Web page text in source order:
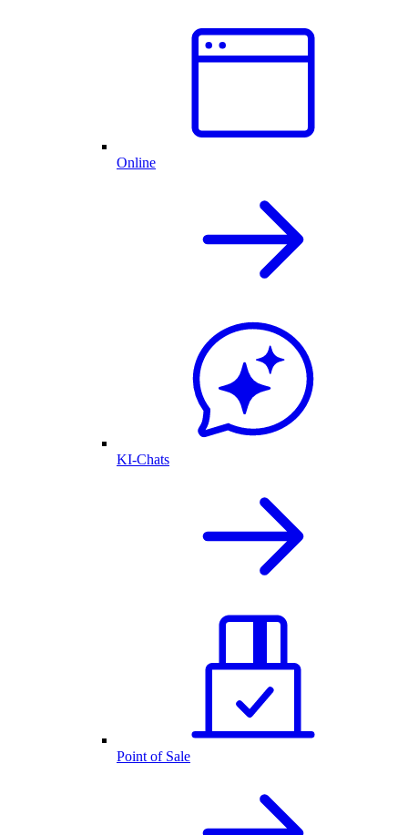
Online
KI-Chats
Point of Sale